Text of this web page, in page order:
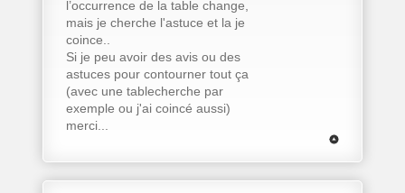
l’occurrence de la table change,
mais je cherche l'astuce et la je
coince..
Si je peu avoir des avis ou des
astuces pour contourner tout ça
(avec une tablecherche par
exemple ou j'ai coincé aussi)
merci...